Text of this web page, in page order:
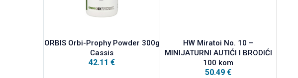
ORBIS Orbi-Prophy Powder 300g
Cassis
42.11 €
HW Miratoi No. 10 –
MINIJATURNI AUTIĆI I BRODIĆI
100 kom
50.49 €